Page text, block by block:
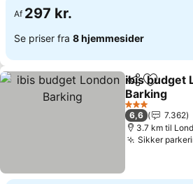
Af 297 kr.
Se priser fra 8 hjemmesider
Del Føj til
ibis budget
Barking
3 Stjerner
6,6
7.362
3.7 km til
Sikker